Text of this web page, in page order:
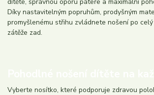
Díky nastavitelným popruhům, prodyšným
promyšlenému střihu zvládnete nošení po
zátěže zad.
Vyberte nosítko, které podporuje zdravou